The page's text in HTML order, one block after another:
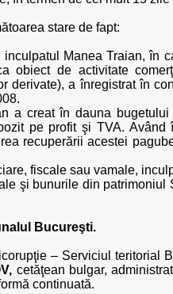
stare de fapt:
Manea Traian, în
obiect de activitate
a înregistrat în
a creat în dauna
pe profit şi TVA.
recuperării acestei
fiscale sau vamale,
şi bunurile din
Bucureşti.
– Serviciul teritorial
cetăţean bulgar,
continuată.